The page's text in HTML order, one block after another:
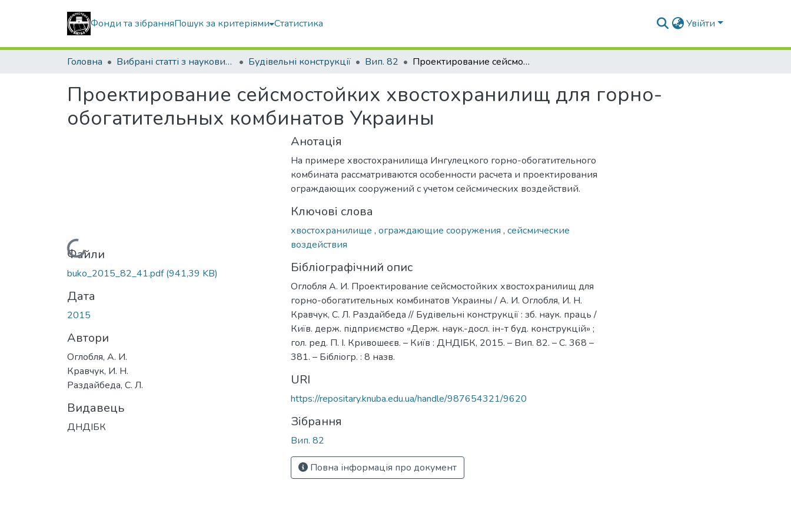
Фонди та зібранняПошук за критеріями Статистика Увійти
Головна Вибрані статті з наукових збірників КНУБА Будівельні конструкції Вип. 82 Проектирование сейсмостойких хвостохранилищ для горно-обогатительных комбинатов Украины
Проектирование сейсмостойких хвостохранилищ для горно-
обогатительных комбинатов Украины
Вантажиться...
Файли
buko_2015_82_41.pdf(941,39 KB)
Дата
2015
Автори
Оглобля, А. И.
Кравчук, И. Н.
Раздайбеда, С. Л.
Видавець
ДНДІБК
Анотація
На примере хвостохранилища Ингулецкого горно-обогатительного
комбината рассматриваются особенности расчета и проектирования
ограждающих сооружений с учетом сейсмических воздействий.
Ключові слова
хвостохранилище , ограждающие сооружения , сейсмические
воздействия
Бібліографічний опис
Оглобля А. И. Проектирование сейсмостойких хвостохранилищ для
горно-обогатительных комбинатов Украины / А. И. Оглобля, И. Н.
Кравчук, С. Л. Раздайбеда // Будівельні конструкції : зб. наук. праць /
Київ. держ. підприємство «Держ. наук.-досл. ін-т буд. конструкцій» ;
гол. ред. П. І. Кривошеєв. – Київ : ДНДІБК, 2015. – Вип. 82. – С. 368 –
381. – Бібліогр. : 8 назв.
URI
https://repositary.knuba.edu.ua/handle/987654321/9620
Зібрання
Вип. 82
Повна інформація про документ